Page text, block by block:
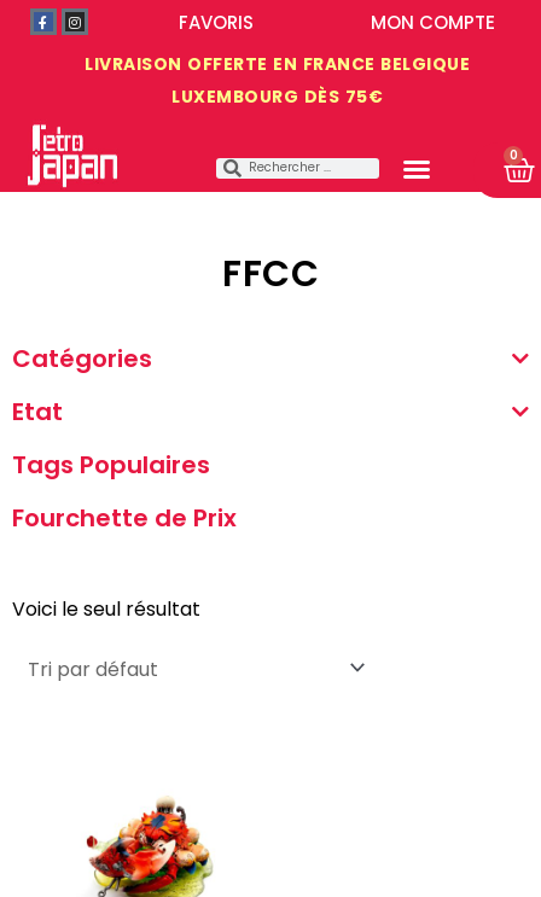
LIVRAISON OFFERTE EN FRANCE BELGIQUE
LUXEMBOURG DÈS 75€
MON COMPTE
FAVORIS
0
FFCC
Catégories
Etat
Tags Populaires
Fourchette de Prix
Voici le seul résultat